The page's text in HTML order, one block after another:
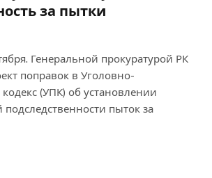
за пытки
Генеральной прокуратурой РК
поправок в Уголовно-
(УПК) об установлении
пыток за